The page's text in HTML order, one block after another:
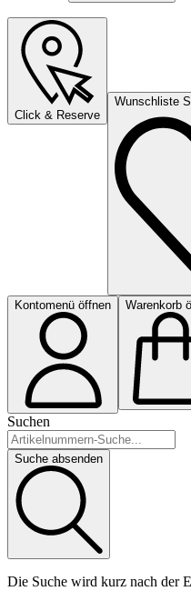
Click & Reserve
Wunschliste
Kontomenü öffnen Warenkorb
Suchen
Suche absenden
Die Suche wird kurz nach der